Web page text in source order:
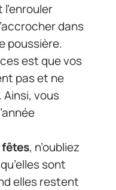
dans
poussière.
est que vos
pas et ne
Ainsi, vous
fêtes, n’oubliez
sont
elles restent